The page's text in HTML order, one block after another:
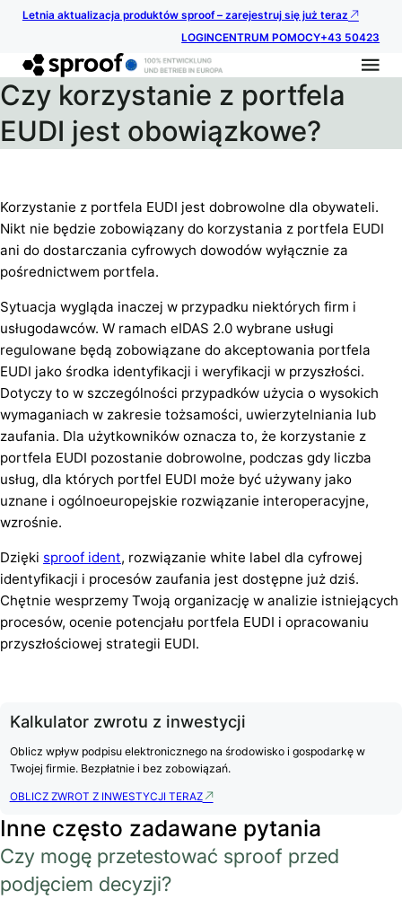
Letnia aktualizacja produktów sproof – zarejestruj się już teraz
LOGINCENTRUM POMOCY+43 50423
Czy korzystanie z portfela
EUDI jest obowiązkowe?
Korzystanie z portfela EUDI jest dobrowolne dla obywateli.
Nikt nie będzie zobowiązany do korzystania z portfela EUDI
ani do dostarczania cyfrowych dowodów wyłącznie za
pośrednictwem portfela.
Sytuacja wygląda inaczej w przypadku niektórych firm i
usługodawców. W ramach eIDAS 2.0 wybrane usługi
regulowane będą zobowiązane do akceptowania portfela
EUDI jako środka identyfikacji i weryfikacji w przyszłości.
Dotyczy to w szczególności przypadków użycia o wysokich
wymaganiach w zakresie tożsamości, uwierzytelniania lub
zaufania. Dla użytkowników oznacza to, że korzystanie z
portfela EUDI pozostanie dobrowolne, podczas gdy liczba
usług, dla których portfel EUDI może być używany jako
uznane i ogólnoeuropejskie rozwiązanie interoperacyjne,
wzrośnie.
Dzięki sproof ident, rozwiązanie white label dla cyfrowej
identyfikacji i procesów zaufania jest dostępne już dziś.
Chętnie wesprzemy Twoją organizację w analizie istniejących
procesów, ocenie potencjału portfela EUDI i opracowaniu
przyszłościowej strategii EUDI.
Kalkulator zwrotu z inwestycji
Oblicz wpływ podpisu elektronicznego na środowisko i gospodarkę w
Twojej firmie. Bezpłatnie i bez zobowiązań.
OBLICZ ZWROT Z INWESTYCJI TERAZ
Inne często zadawane pytania
Czy mogę przetestować sproof przed
podjęciem decyzji?